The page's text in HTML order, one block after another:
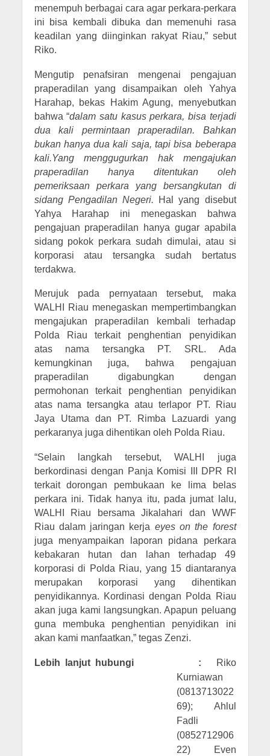
menempuh berbagai cara agar perkara-perkara
ini bisa kembali dibuka dan memenuhi rasa
keadilan yang diinginkan rakyat Riau,” sebut
Riko.
Mengutip penafsiran mengenai pengajuan
praperadilan yang disampaikan oleh Yahya
Harahap, bekas Hakim Agung, menyebutkan
bahwa “dalam satu kasus perkara, bisa terjadi
dua kali permintaan praperadilan. Bahkan
bukan hanya dua kali saja, tapi bisa beberapa
kali.Yang menggugurkan hak mengajukan
praperadilan hanya ditentukan oleh
pemeriksaan perkara yang bersangkutan di
sidang Pengadilan Negeri.
Hal yang disebut
Yahya Harahap ini menegaskan bahwa
pengajuan praperadilan hanya gugar apabila
sidang pokok perkara sudah dimulai, atau si
korporasi atau tersangka sudah bertatus
terdakwa.
Merujuk pada pernyataan tersebut, maka
WALHI Riau menegaskan mempertimbangkan
mengajukan praperadilan kembali terhadap
Polda Riau terkait penghentian penyidikan
atas nama tersangka PT. SRL. Ada
kemungkinan juga, bahwa pengajuan
praperadilan digabungkan dengan
permohonan terkait penghentian penyidikan
atas nama tersangka atau terlapor PT. Riau
Jaya Utama dan PT. Rimba Lazuardi yang
perkaranya juga dihentikan oleh Polda Riau.
“Selain langkah tersebut, WALHI juga
berkordinasi dengan Panja Komisi III DPR RI
terkait dorongan pembukaan ke lima belas
perkara ini. Tidak hanya itu, pada jumat lalu,
WALHI Riau bersama Jikalahari dan WWF
Riau dalam jaringan kerja eyes on the forest
juga menyampaikan laporan pidana perkara
kebakaran hutan dan lahan terhadap 49
korporasi di Polda Riau, yang 15 diantaranya
merupakan korporasi yang dihentikan
penyidikannya. Kordinasi dengan Polda Riau
akan juga kami langsungkan. Apapun peluang
guna membuka penghentian penyidikan ini
akan kami manfaatkan,” tegas Zenzi.
Lebih lanjut hubungi :
Riko
Kurniawan
(0813713022
69); Ahlul
Fadli
(0852712906
22) Even